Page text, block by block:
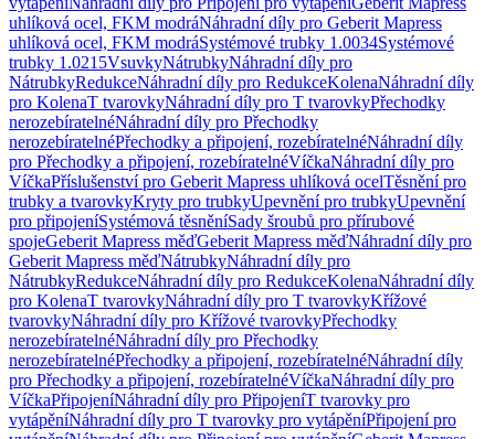
uhlíková ocel, FKM modráNáhradní díly pro Geberit Mapress
uhlíková ocel, FKM modráSystémové trubky 1.0034Systémové
trubky 1.0215VsuvkyNátrubkyNáhradní díly pro
NátrubkyRedukceNáhradní díly pro RedukceKolenaNáhradní díly
pro KolenaT tvarovkyNáhradní díly pro T tvarovkyPřechodky
nerozebíratelnéNáhradní díly pro Přechodky
nerozebíratelnéPřechodky a připojení, rozebíratelnéNáhradní díly
pro Přechodky a připojení, rozebíratelnéVíčkaNáhradní díly pro
VíčkaPříslušenství pro Geberit Mapress uhlíková ocelTěsnění pro
trubky a tvarovkyKryty pro trubkyUpevnění pro trubkyUpevnění
pro připojeníSystémová těsněníSady šroubů pro přírubové
spojeGeberit Mapress měďGeberit Mapress měďNáhradní díly pro
Geberit Mapress měďNátrubkyNáhradní díly pro
NátrubkyRedukceNáhradní díly pro RedukceKolenaNáhradní díly
pro KolenaT tvarovkyNáhradní díly pro T tvarovkyKřížové
tvarovkyNáhradní díly pro Křížové tvarovkyPřechodky
nerozebíratelnéNáhradní díly pro Přechodky
nerozebíratelnéPřechodky a připojení, rozebíratelnéNáhradní díly
pro Přechodky a připojení, rozebíratelnéVíčkaNáhradní díly pro
VíčkaPřipojeníNáhradní díly pro PřipojeníT tvarovky pro
vytápěníNáhradní díly pro T tvarovky pro vytápěníPřipojení pro